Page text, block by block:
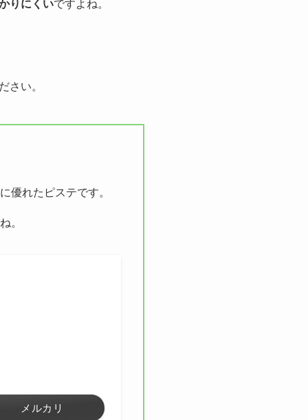
りにくいですよね。
さい。
優れたピステです。
。
メルカリ